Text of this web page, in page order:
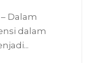
Dalam
dalam